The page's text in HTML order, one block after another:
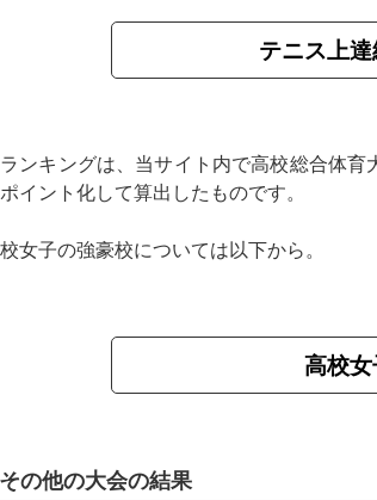
テニス上
ンキングは、当サイト内で高校総合体
イント化して算出したものです。
女子の強豪校については以下から。
高校女
その他の大会の結果